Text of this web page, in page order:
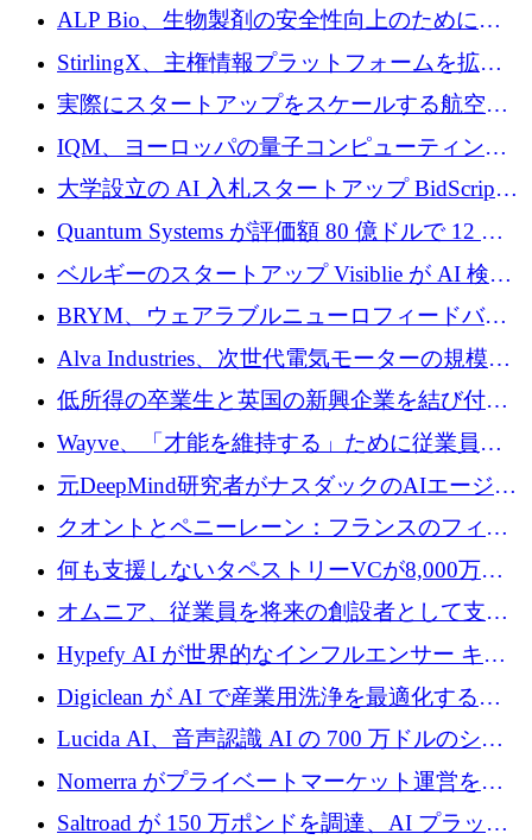
ALP Bio、生物製剤の安全性向上のために
Venture Kick から 16 万 1,000 ユーロを調達
StirlingX、主権情報プラットフォームを拡張
するためにシリーズ A で 2,000 万ドルを確保
実際にスタートアップをスケールする航空イ
ノベーション モデルを学ぶ
IQM、ヨーロッパの量子コンピューティング
企業として初めて米国の主要取引所に上場
大学設立の AI 入札スタートアップ BidScript
がプレシード資金総額 100 万ドルを突破
Quantum Systems が評価額 80 億ドルで 12 億
ドルを調達
ベルギーのスタートアップ Visiblie が AI 検索
の可視化のために 50 万ユーロを調達
BRYM、ウェアラブルニューロフィードバッ
クプラットフォームの開発に65万ユーロを確
Alva Industries、次世代電気モーターの規模拡
大に 1,600 万ユーロを調達
低所得の卒業生と英国の新興企業を結び付け
るためにCommon Pathを開始
Wayve、「才能を維持する」ために従業員に
8,500万ドルの株式公開買い付けを実施
元DeepMind研究者がナスダックのAIエージェ
ントを拡張するためにCreandumの資金調達で
記録を獲得
クオントとペニーレーン：フランスのフィン
テックの友人と敵
何も支援しないタペストリーVCが8,000万ド
ルの資金を調達、ロンドン事務所を開設
オムニア、従業員を将来の創設者として支援
するために Firedrop でファンドを立ち上げる
Hypefy AI が世界的なインフルエンサー キャ
ンペーンを自動化するためにシリーズ A で
720 万ドルを調達
Digiclean が AI で産業用洗浄を最適化するた
めに 250 万ユーロを調達
Lucida AI、音声認識 AI の 700 万ドルのシー
ドラウンドを終了
Nomerra がプライベートマーケット運営を自
動化するために 200 万ドルを調達
Saltroad が 150 万ポンドを調達、AI プラット